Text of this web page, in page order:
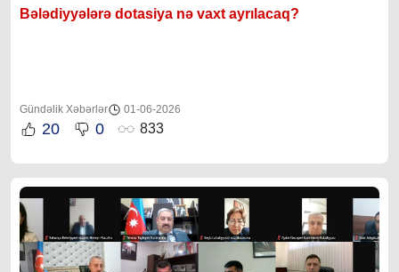
Bələdiyyələrə dotasiya nə vaxt ayrılacaq?
Gündəlik Xəbərlər 01-06-2026
20 0 833